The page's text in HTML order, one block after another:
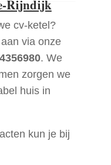
Rijndijk
cv-ketel?
via onze
. We
zorgen we
huis in
kun je bij